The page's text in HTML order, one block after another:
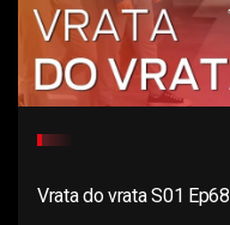
Vrata do vrata S01 Ep68